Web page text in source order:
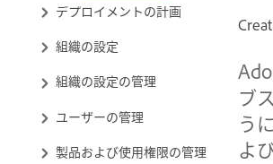
デプロイメントの計画
組織の設定
組織の設定の管理
ユーザーの管理
製品および使用権限の管理
ブ
う
よ